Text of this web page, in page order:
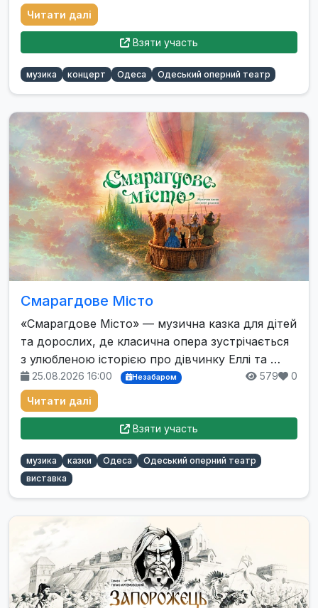
Читати далі
Взяти участь
музика концерт Одеса Одеський оперний театр
Смарагдове Місто
«Смарагдове Місто» — музична казка для дітей
та дорослих, де класична опера зустрічається
з улюбленою історією про дівчинку Еллі та …
25.08.2026 16:00 Незабаром 579 0
Читати далі
Взяти участь
музика казки Одеса
Одеський оперний театр
виставка